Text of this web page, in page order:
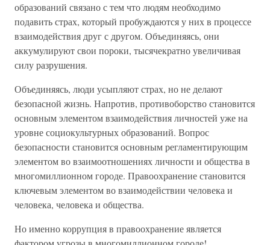
образований связано с тем что людям необходимо
подавить страх, который пробуждаются у них в процессе
взаимодействия друг с другом. Объединяясь, они
аккумулируют свои пороки, тысячекратно увеличивая
силу разрушения.
Объединяясь, люди усыпляют страх, но не делают
безопасной жизнь. Напротив, противоборство становится
основным элементом взаимодействия личностей уже на
уровне социокультурных образований. Вопрос
безопасности становится основным регламентирующим
элементом во взаимоотношениях личности и общества в
многомиллионном городе. Правоохранение становится
ключевым элементом во взаимодействии человека и
человека, человека и общества.
Но именно коррупция в правоохранение является